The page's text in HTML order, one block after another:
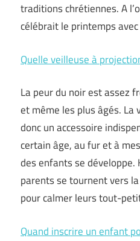
traditions chrétiennes. A
célébrait le printemps
Quelle veilleuse à
La peur du noir est assez
et même les plus âgés. La
donc un accessoire
certain âge, au fur et à
des enfants se
parents se tournent vers
pour calmer leurs tout-
Quand inscrire un enfant